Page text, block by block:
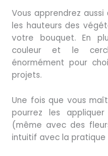
Vous apprendrez
les hauteurs des
votre bouquet. En
couleur et le
énormément pour
projets.
Une fois que vous
pourrez les
(même avec des
intuitif avec la pratique